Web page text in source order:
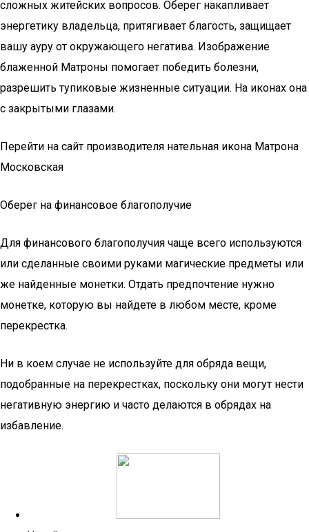
сложных житейских вопросов. Оберег накапливает
энергетику владельца, притягивает благость, защищает
вашу ауру от окружающего негатива. Изображение
блаженной Матроны помогает победить болезни,
разрешить тупиковые жизненные ситуации. На иконах она
с закрытыми глазами.
Перейти на сайт производителя нательная икона Матрона
Московская
Оберег на финансовое благополучие
Для финансового благополучия чаще всего используются
или сделанные своими руками магические предметы или
же найденные монетки. Отдать предпочтение нужно
монетке, которую вы найдете в любом месте, кроме
перекрестка.
Ни в коем случае не используйте для обряда вещи,
подобранные на перекрестках, поскольку они могут нести
негативную энергию и часто делаются в обрядах на
избавление.